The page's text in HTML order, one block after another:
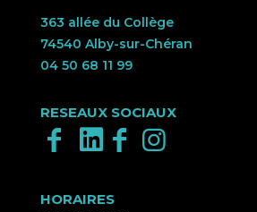
363 allée du Collège
74540 Alby-sur-Chéran
04 50 68 11 99
RESEAUX SOCIAUX
HORAIRES